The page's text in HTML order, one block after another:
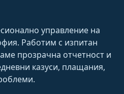
управление на
Работим с изпитан
прозрачна отчетност и
казуси, плащания,